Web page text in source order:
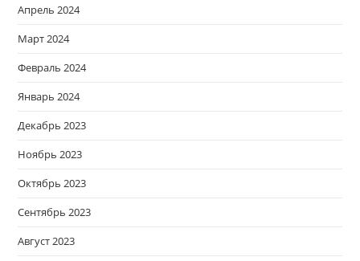
Апрель 2024
Март 2024
Февраль 2024
Январь 2024
Декабрь 2023
Ноябрь 2023
Октябрь 2023
Сентябрь 2023
Август 2023